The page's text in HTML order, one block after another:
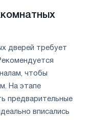
дверей требует
чтобы
На этапе
предварительные
вписались